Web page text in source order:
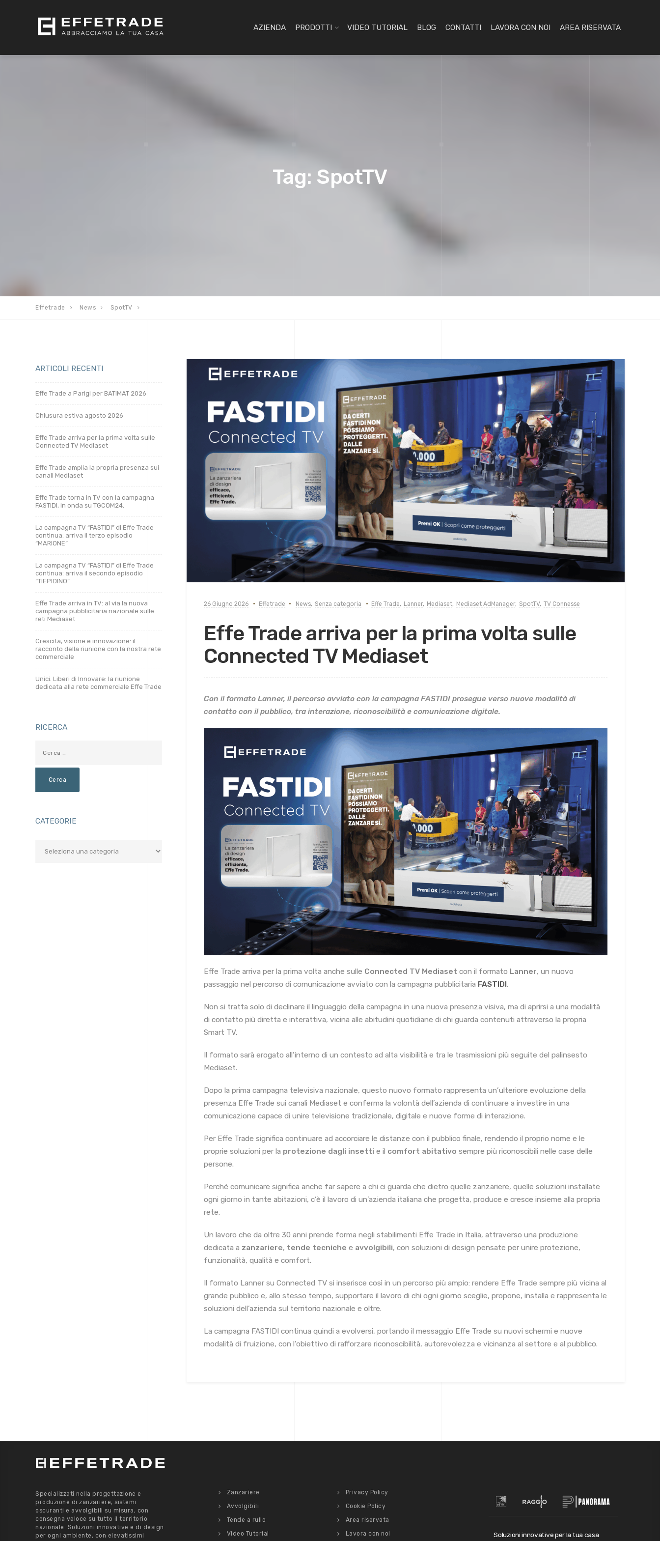
AZIENDA PRODOTTI VIDEO TUTORIAL BLOG CONTATTI LAVORA CON NOI AREA RISERVATA
Tag: SpotTV
Effetrade News SpotTV
26 Giugno 2026 Effetrade News, Senza categoria Effe Trade, Lanner, Mediaset, Mediaset AdManager, SpotTV, TV Connesse
Effe Trade arriva per la prima volta sulle
Connected TV Mediaset
Con il formato Lanner, il percorso avviato con la campagna FASTIDI prosegue verso nuove modalità di
contatto con il pubblico, tra interazione, riconoscibilità e comunicazione digitale.
Effe Trade arriva per la prima volta anche sulle Connected TV Mediaset con il formato Lanner, un nuovo
passaggio nel percorso di comunicazione avviato con la campagna pubblicitaria FASTIDI.
Non si tratta solo di declinare il linguaggio della campagna in una nuova presenza visiva, ma di aprirsi a una modalità
di contatto più diretta e interattiva, vicina alle abitudini quotidiane di chi guarda contenuti attraverso la propria
Smart TV.
Il formato sarà erogato all’interno di un contesto ad alta visibilità e tra le trasmissioni più seguite del palinsesto
Mediaset.
Dopo la prima campagna televisiva nazionale, questo nuovo formato rappresenta un’ulteriore evoluzione della
presenza Effe Trade sui canali Mediaset e conferma la volontà dell’azienda di continuare a investire in una
comunicazione capace di unire televisione tradizionale, digitale e nuove forme di interazione.
Per Effe Trade significa continuare ad accorciare le distanze con il pubblico finale, rendendo il proprio nome e le
proprie soluzioni per la protezione dagli insetti e il comfort abitativo sempre più riconoscibili nelle case delle
persone.
Perché comunicare significa anche far sapere a chi ci guarda che dietro quelle zanzariere, quelle soluzioni installate
ogni giorno in tante abitazioni, c’è il lavoro di un’azienda italiana che progetta, produce e cresce insieme alla propria
rete.
Un lavoro che da oltre 30 anni prende forma negli stabilimenti Effe Trade in Italia, attraverso una produzione
dedicata a zanzariere, tende tecniche e avvolgibili, con soluzioni di design pensate per unire protezione,
funzionalità, qualità e comfort.
Il formato Lanner su Connected TV si inserisce così in un percorso più ampio: rendere Effe Trade sempre più vicina al
grande pubblico e, allo stesso tempo, supportare il lavoro di chi ogni giorno sceglie, propone, installa e rappresenta le
soluzioni dell’azienda sul territorio nazionale e oltre.
La campagna FASTIDI continua quindi a evolversi, portando il messaggio Effe Trade su nuovi schermi e nuove
modalità di fruizione, con l’obiettivo di rafforzare riconoscibilità, autorevolezza e vicinanza al settore e al pubblico.
ARTICOLI RECENTI
Effe Trade a Parigi per BATIMAT 2026
Chiusura estiva agosto 2026
Effe Trade arriva per la prima volta sulle
Connected TV Mediaset
Effe Trade amplia la propria presenza sui
canali Mediaset
Effe Trade torna in TV con la campagna
FASTIDI, in onda su TGCOM24.
La campagna TV “FASTIDI” di Effe Trade
continua: arriva il terzo episodio
“MARIONE”
La campagna TV “FASTIDI” di Effe Trade
continua: arriva il secondo episodio
“TIEPIDINO”
Effe Trade arriva in TV: al via la nuova
campagna pubblicitaria nazionale sulle
reti Mediaset
Crescita, visione e innovazione: il
racconto della riunione con la nostra rete
commerciale
Unici. Liberi di Innovare: la riunione
dedicata alla rete commerciale Effe Trade
RICERCA
CATEGORIE
Specializzati nella progettazione e
produzione di zanzariere, sistemi
oscuranti e avvolgibili su misura, con
consegna veloce su tutto il territorio
nazionale. Soluzioni innovative e di design
per ogni ambiente, con elevatissimi
Zanzariere
Avvolgibili
Tende a rullo
Video Tutorial
Privacy Policy
Cookie Policy
Area riservata
Lavora con noi
Soluzioni innovative per la tua casa